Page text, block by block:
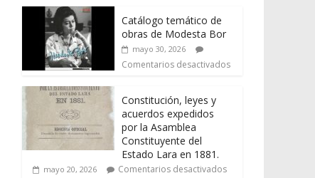
Catálogo temático de
obras de Modesta Bor
mayo 30, 2026
Comentarios desactivados
Constitución, leyes y
acuerdos expedidos
por la Asamblea
Constituyente del
Estado Lara en 1881.
mayo 20, 2026 Comentarios desactivados